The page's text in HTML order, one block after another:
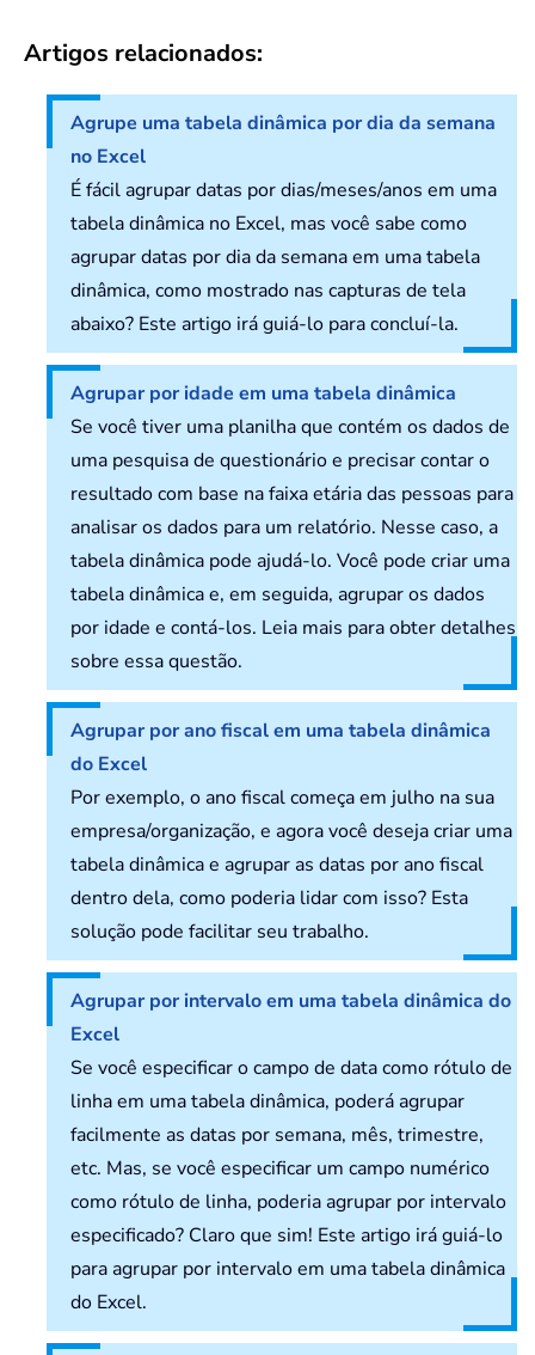
Artigos relacionados:
Agrupe uma tabela dinâmica por dia da semana
no Excel
É fácil agrupar datas por dias/meses/anos em uma
tabela dinâmica no Excel, mas você sabe como
agrupar datas por dia da semana em uma tabela
dinâmica, como mostrado nas capturas de tela
abaixo? Este artigo irá guiá-lo para concluí-la.
Agrupar por idade em uma tabela dinâmica
Se você tiver uma planilha que contém os dados de
uma pesquisa de questionário e precisar contar o
resultado com base na faixa etária das pessoas para
analisar os dados para um relatório. Nesse caso, a
tabela dinâmica pode ajudá-lo. Você pode criar uma
tabela dinâmica e, em seguida, agrupar os dados
por idade e contá-los. Leia mais para obter detalhes
sobre essa questão.
Agrupar por ano fiscal em uma tabela dinâmica
do Excel
Por exemplo, o ano fiscal começa em julho na sua
empresa/organização, e agora você deseja criar uma
tabela dinâmica e agrupar as datas por ano fiscal
dentro dela, como poderia lidar com isso? Esta
solução pode facilitar seu trabalho.
Agrupar por intervalo em uma tabela dinâmica do
Excel
Se você especificar o campo de data como rótulo de
linha em uma tabela dinâmica, poderá agrupar
facilmente as datas por semana, mês, trimestre,
etc. Mas, se você especificar um campo numérico
como rótulo de linha, poderia agrupar por intervalo
especificado? Claro que sim! Este artigo irá guiá-lo
para agrupar por intervalo em uma tabela dinâmica
do Excel.